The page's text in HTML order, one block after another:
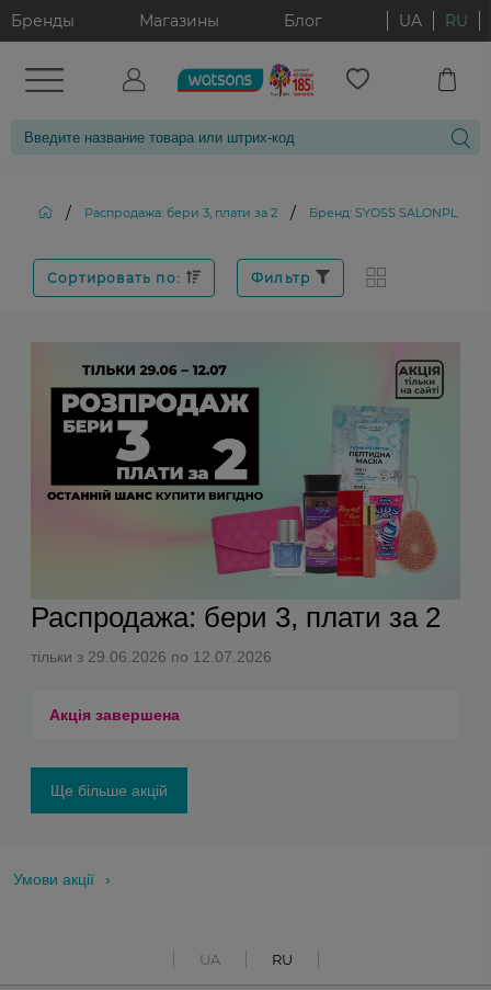
Бренды Магазины Блог UA RU
/ Распродажа: бери 3, плати за 2 / Бренд: SYOSS SALONPLEX
Сортировать по: Фильтр
Распродажа: бери 3, плати за 2
тільки з 29.06.2026 по 12.07.2026
Акція завершена
Ще більше акцій
Умови акції
UA RU